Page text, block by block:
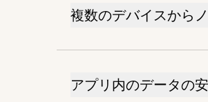
複数のデバイスから
アプリ内のデータの